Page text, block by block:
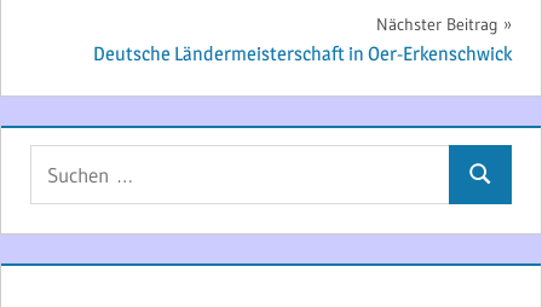
Nächster Beitrag
Deutsche Ländermeisterschaft in Oer-Erkenschwick
Suchen